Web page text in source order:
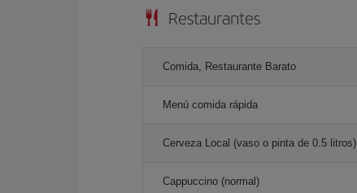
Restaurantes
Comida, Restaurante Barato
Menú comida rápida
Cerveza Local (vaso o pinta de 0.5 litros)
Cappuccino (normal)